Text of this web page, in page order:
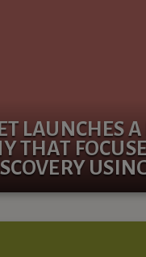
LAUNCHES
THAT